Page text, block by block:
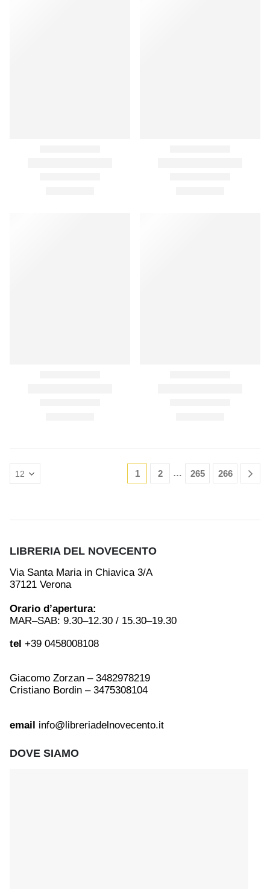
1 2 … 265 266
LIBRERIA DEL NOVECENTO
Via Santa Maria in Chiavica 3/A
37121 Verona
Orario d’apertura:
MAR–SAB: 9.30–12.30 / 15.30–19.30
tel +39 0458008108
Giacomo Zorzan – 3482978219
Cristiano Bordin – 3475308104
email info@libreriadelnovecento.it
DOVE SIAMO